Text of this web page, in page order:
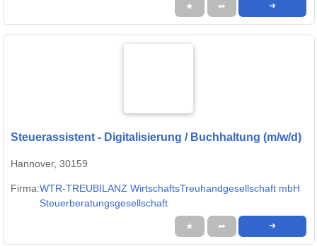
★ ➦ ➜
Steuerassistent - Digitalisierung / Buchhaltung (m/w/d)
Hannover, 30159
Firma:WTR-TREUBILANZ WirtschaftsTreuhandgesellschaft mbH
Steuerberatungsgesellschaft
★ ➦ ➜